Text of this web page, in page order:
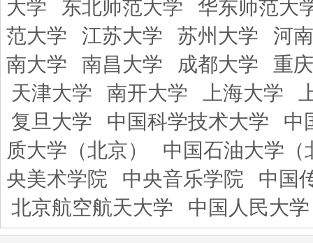
大学
东北师范大学
华东师范大
范大学
江苏大学 苏州大学
河
南大学
南昌大学 成都大学
重
天津大学
南开大学 上海大学
复旦大学
中国科学技术大学
中
质大学（北京）
中国石油大学（
央美术学院
中央音乐学院
中国
北京航空航天大学
中国人民大学